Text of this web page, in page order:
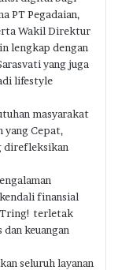
PT Pegadaian,
Wakil Direktur
lengkap dengan
yang juga
lifestyle
masyarakat
yang Cepat,
direfleksikan
finansial
Tring! terletak
keuangan
seluruh layanan